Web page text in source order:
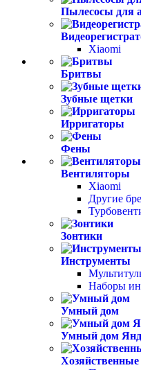
Пылесосы для
Xiaomi
Бритвы
Зубные щетки
Ирригаторы
Фены
Вентиляторы
Xiaomi
Другие
Зонтики
Инструменты
Наборы
Умный дом
Умный дом